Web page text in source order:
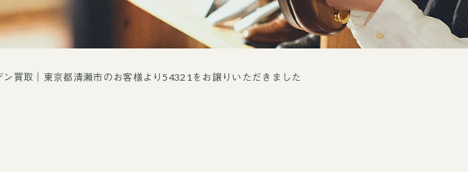
ン買取｜東京都清瀬市のお客様より54321をお譲りいただきました